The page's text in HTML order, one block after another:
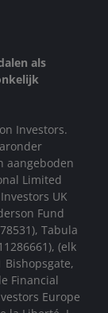
als
Investors.
aangeboden
Limited
UK
Fund
Tabula
(elk
Bishopsgate,
Financial
Europe